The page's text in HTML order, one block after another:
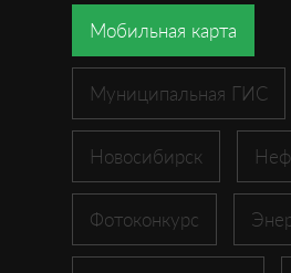
Мобильная карта
Муниципальная ГИС
Новосибирск
Фотоконкурс